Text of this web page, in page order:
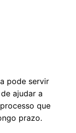
pode servir
ajudar a
que
prazo.